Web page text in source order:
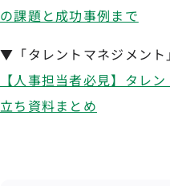
の課題と成功事例まで
▼「タレントマネジメント
【人事担当者必見】タレ
立ち資料まとめ